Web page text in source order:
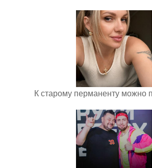
К старому перманенту можно